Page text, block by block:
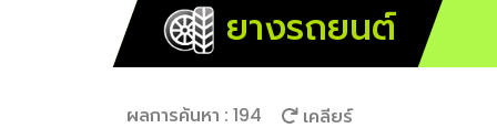
ยางรถยนต์
ผลการค้นหา : 194 เคลียร์